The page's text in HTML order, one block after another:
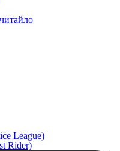
League)
Rider)